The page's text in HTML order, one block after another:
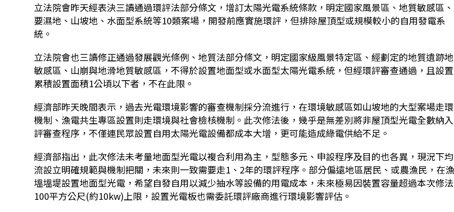
立法院會昨天經表決三讀通過環評法部分條文，增訂太陽光電系統條款，明定國家風景區、地質敏感區
要濕地、山坡地、水面型系統等10類案場，開發前應實施環評，但排除屋頂型或規模較小的自用發電系
統。
立法院會也三讀修正通過發展觀光條例、地質法部分條文，明定國家級風景特定區、經劃定的地質遺跡
敏感區、山崩與地滑地質敏感區，不得於設置地面型或水面型太陽光電系統，但經環評審查通過，且設
累積設置面積1公頃以下者，不在此限。
經濟部昨天晚間表示，過去光電環境影響的審查機制採分流進行，在環境敏感區如山坡地的大型案場走
機制、漁電共生專區設置則走環境與社會檢核機制。此次修法後，幾乎是無差別將非屋頂型光電全數納
評審查程序，不僅連民眾設置自用太陽光電設備都成本大增，更可能造成綠電供給不足。
經濟部指出，此次修法未考量地面型光電以複合利用為主，型態多元、申設程序及目的也各異，現況下
流設立明確規範與機制把關，未來則一致需要走1、2年的環評程序。部分偏遠地區居民、或農漁民，在
塭塭堤設置地面型光電，希望自發自用以減少抽水等設備的用電成本，未來極易因裝置容量超過本次修
100平方公尺(約10kw)上限，設置光電板也需委託環評廠商進行環境影響評估。